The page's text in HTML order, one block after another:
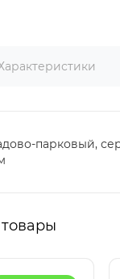
парковый,